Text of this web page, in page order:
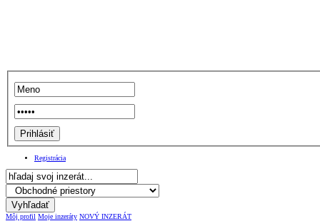
Registrácia
Môj profil Moje inzeráty NOVÝ INZERÁT